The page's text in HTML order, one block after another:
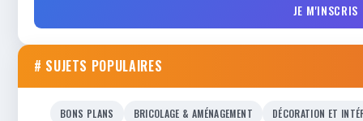
JE M'INSCRIS
# SUJETS POPULAIRES
BONS PLANS BRICOLAGE & AMÉNAGEMENT
DÉCORATION ET